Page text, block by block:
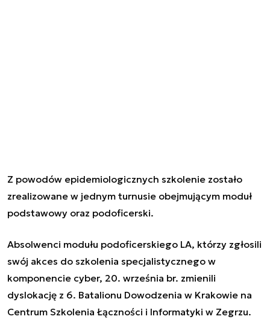
Z powodów epidemiologicznych szkolenie zostało
zrealizowane w jednym turnusie obejmującym moduł
podstawowy oraz podoficerski.
Absolwenci modułu podoficerskiego LA, którzy zgłosili
swój akces do szkolenia specjalistycznego w
komponencie cyber, 20. września br. zmienili
dyslokację z 6. Batalionu Dowodzenia w Krakowie na
Centrum Szkolenia Łączności i Informatyki w Zegrzu.